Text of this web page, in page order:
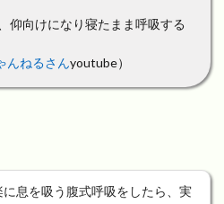
仰向けになり寝たまま呼吸する
んねるさんyoutube）
に息を吸う腹式呼吸をしたら、実